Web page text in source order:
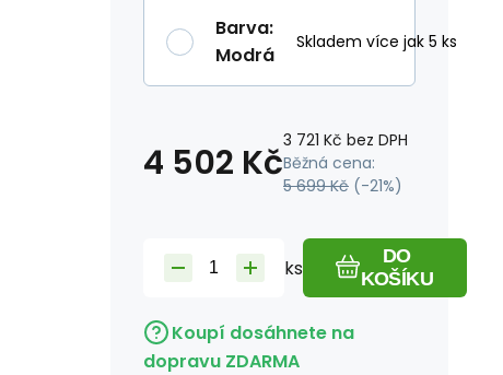
Barva:
Modrá
Skladem více jak 5 ks
4 502 Kč3 721 Kč bez DPH
Běžná cena:
5 699 Kč (-21%)
ks
DO
KOŠÍKU
Koupí dosáhnete na
dopravu ZDARMA